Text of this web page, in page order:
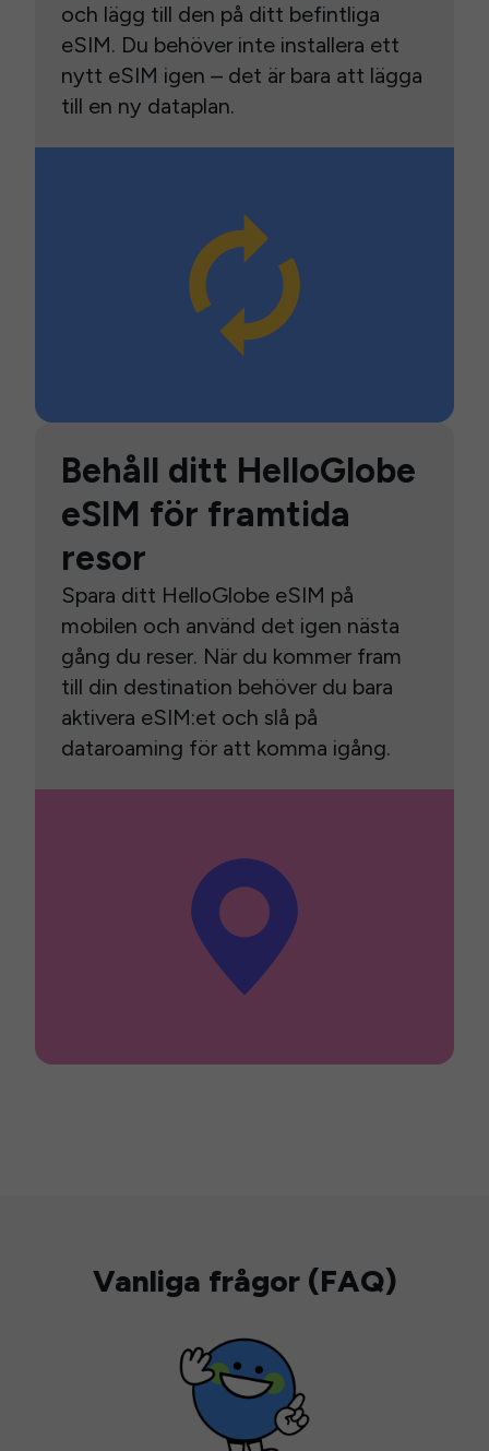
och lägg till den på ditt befintliga
eSIM. Du behöver inte installera ett
nytt eSIM igen – det är bara att lägga
till en ny dataplan.
Behåll ditt HelloGlobe
eSIM för framtida
resor
Spara ditt HelloGlobe eSIM på
mobilen och använd det igen nästa
gång du reser. När du kommer fram
till din destination behöver du bara
aktivera eSIM:et och slå på
dataroaming för att komma igång.
Vanliga frågor (FAQ)